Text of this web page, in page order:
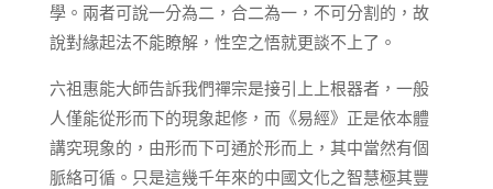
學。兩者可說一分為二，合二為一，不可分割的，故
說對緣起法不能瞭解，性空之悟就更談不上了。
六祖惠能大師告訴我們禪宗是接引上上根器者，一般
人僅能從形而下的現象起修，而《易經》正是依本體
講究現象的，由形而下可通於形而上，其中當然有個
脈絡可循。只是這幾千年來的中國文化之智慧極其豐